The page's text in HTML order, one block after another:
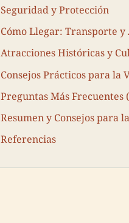
Seguridad y Protección
Cómo Llegar: Transporte
Atracciones Históricas y
Consejos Prácticos para la
Preguntas Más Frecuentes
Resumen y Consejos para
Referencias